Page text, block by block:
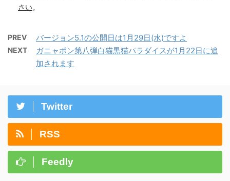
さい。
PREV バージョン5.1の公開日は1月29日(水)ですよ
NEXT
ガニャポン第八弾白猫黒猫パラダイスが1月22日に追
加されます
Twitter
RSS
Feedly